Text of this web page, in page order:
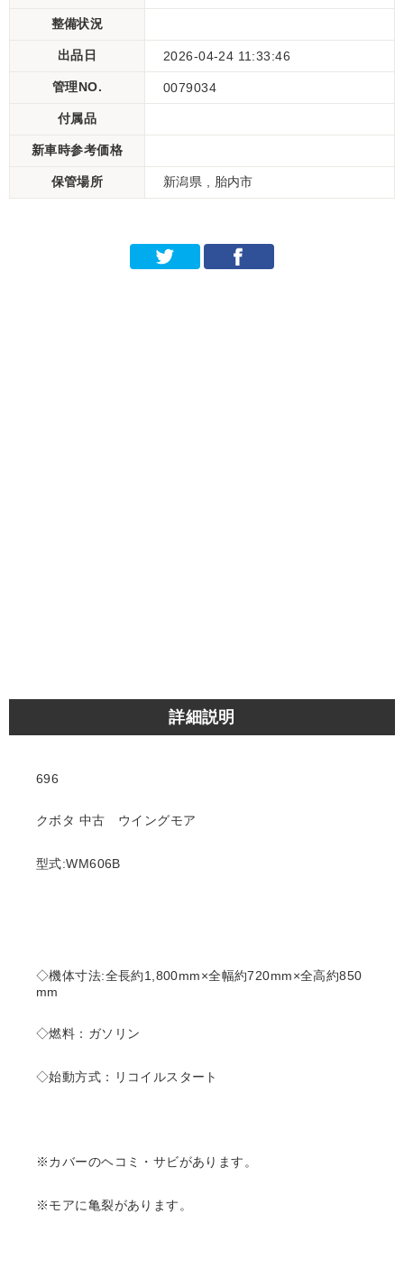
整備状況
出品日 2026-04-24 11:33:46
管理NO. 0079034
付属品
新車時参考価格
保管場所 新潟県 , 胎内市
詳細説明
696
クボタ 中古 ウイングモア
型式:WM606B
◇機体寸法:全長約1,800mm×全幅約720mm×全高約850
mm
◇燃料：ガソリン
◇始動方式：リコイルスタート
※カバーのヘコミ・サビがあります。
※モアに亀裂があります。